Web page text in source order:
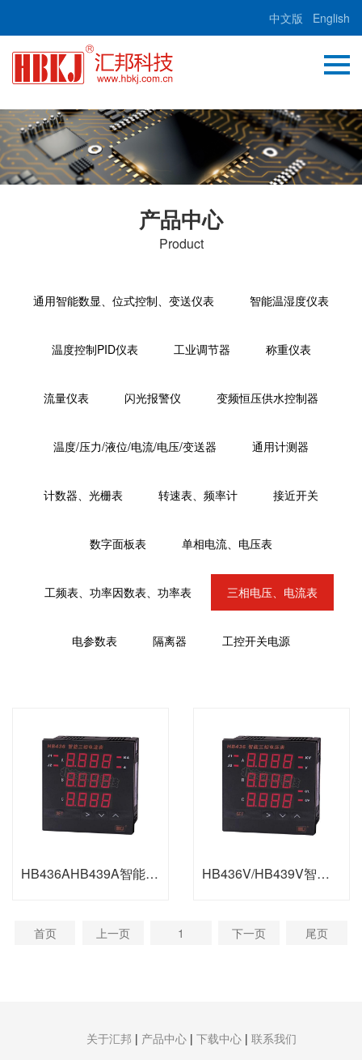
中文版 English
产品中心
Product
通用智能数显、位式控制、变送仪表 智能温湿度仪表
温度控制PID仪表 工业调节器 称重仪表
流量仪表 闪光报警仪 变频恒压供水控制器
温度/压力/液位/电流/电压/变送器 通用计测器
计数器、光栅表 转速表、频率计 接近开关
数字面板表 单相电流、电压表
工频表、功率因数表、功率表 三相电压、电流表
电参数表 隔离器 工控开关电源
HB436AHB439A智能三相电流表 HB436V/HB439V智能三相电压表
首页 上一页 1 下一页 尾页
关于汇邦 | 产品中心| 下载中心| 联系我们